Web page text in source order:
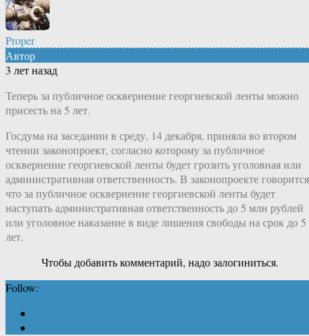
Proper
Автор
3 лет назад
Теперь за публичное осквернение георгиевской ленты можно
присесть на 5 лет.
Госдума на заседании в среду, 14 декабря, приняла во втором
чтении законопроект, согласно которому за публичное
осквернение георгиевской ленты будет грозить уголовная или
административная ответственность. В законопроекте
что за публичное осквернение георгиевской ленты будет
наступать административная ответственность до 5 млн рублей
или уголовное наказание в виде лишения свободы на срок до 5
лет.
Чтобы добавить комментарий, надо залогиниться.
Follow: